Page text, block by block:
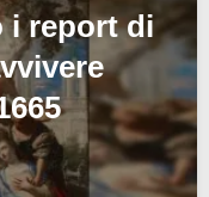
i report di